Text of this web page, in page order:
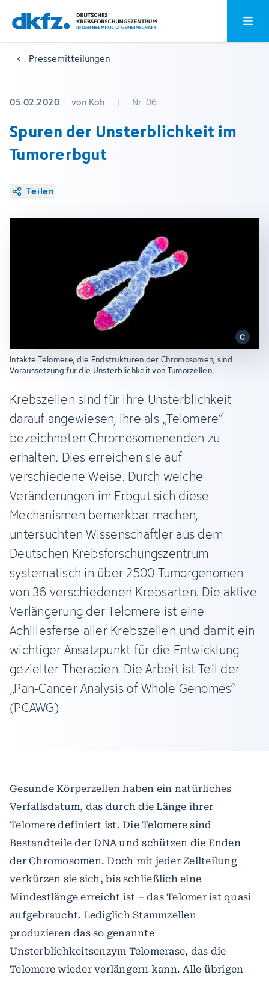
Zum
Hauptinhalt
springen
Zur
Fußzeile
springen
Pressemitteilungen
05.02.2020 von Koh | Nr. 06
Spuren der Unsterblichkeit im
Tumorerbgut
Teilen
Intakte Telomere, die Endstrukturen der Chromosomen, sind
Voraussetzung für die Unsterblichkeit von Tumorzellen
Krebszellen sind für ihre Unsterblichkeit
darauf angewiesen, ihre als „Telomere“
bezeichneten Chromosomenenden zu
erhalten. Dies erreichen sie auf
verschiedene Weise. Durch welche
Veränderungen im Erbgut sich diese
Mechanismen bemerkbar machen,
untersuchten Wissenschaftler aus dem
Deutschen Krebsforschungszentrum
systematisch in über 2500 Tumorgenomen
von 36 verschiedenen Krebsarten. Die aktive
Verlängerung der Telomere ist eine
Achillesferse aller Krebszellen und damit ein
wichtiger Ansatzpunkt für die Entwicklung
gezielter Therapien. Die Arbeit ist Teil der
„Pan-Cancer Analysis of Whole Genomes“
(PCAWG)
Gesunde Körperzellen haben ein natürliches
Verfallsdatum, das durch die Länge ihrer
Telomere definiert ist. Die Telomere sind
Bestandteile der DNA und schützen die Enden
der Chromosomen. Doch mit jeder Zellteilung
verkürzen sie sich, bis schließlich eine
Mindestlänge erreicht ist – das Telomer ist quasi
aufgebraucht. Lediglich Stammzellen
produzieren das so genannte
Unsterblichkeitsenzym Telomerase, das die
Telomere wieder verlängern kann. Alle übrigen